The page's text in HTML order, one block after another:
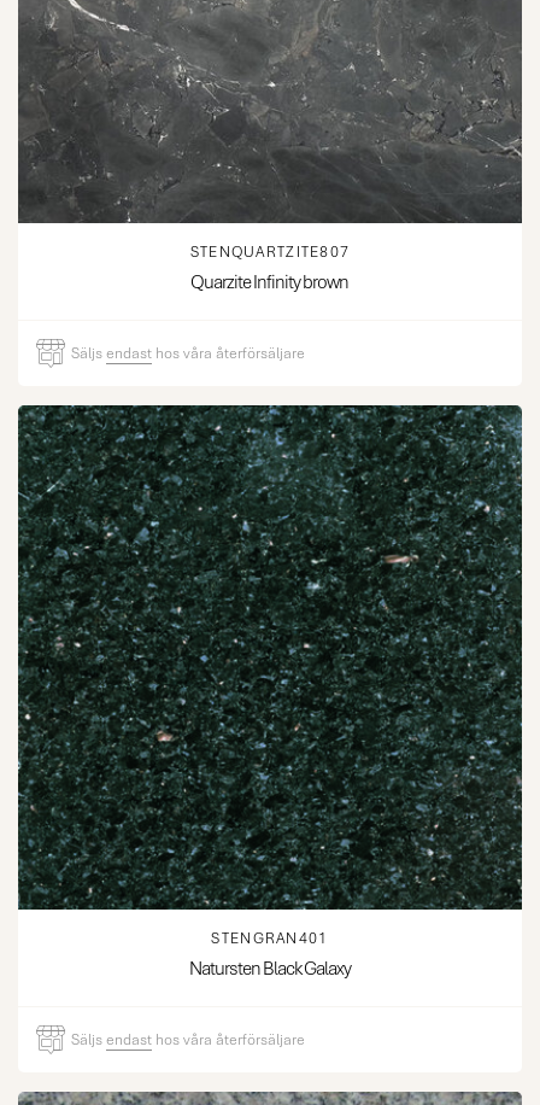
STENQUARTZITE807
Quarzite Infinity brown
Säljsendast hos våra återförsäljare
STENGRAN401
Natursten Black Galaxy
Säljsendast hos våra återförsäljare